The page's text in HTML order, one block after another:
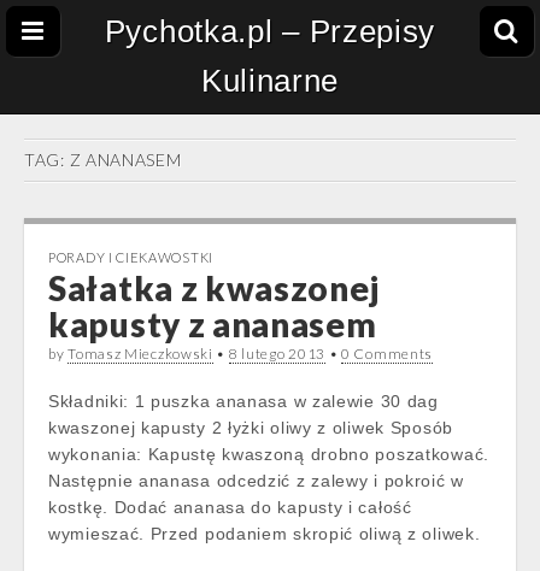
Pychotka.pl – Przepisy
Kulinarne
TAG: Z ANANASEM
PORADY I CIEKAWOSTKI
Sałatka z kwaszonej
kapusty z ananasem
byTomasz Mieczkowski • 8 lutego 2013 •0 Comments
Składniki: 1 puszka ananasa w zalewie 30 dag
kwaszonej kapusty 2 łyżki oliwy z oliwek Sposób
wykonania: Kapustę kwaszoną drobno poszatkować.
Następnie ananasa odcedzić z zalewy i pokroić w
kostkę. Dodać ananasa do kapusty i całość
wymieszać. Przed podaniem skropić oliwą z oliwek.